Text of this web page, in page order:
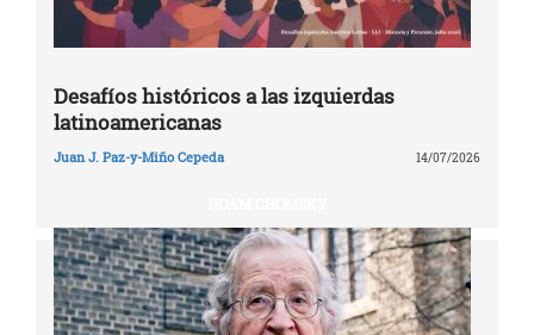
Desafíos históricos a las izquierdas
latinoamericanas
Juan J. Paz-y-Miño Cepeda 14/07/2026